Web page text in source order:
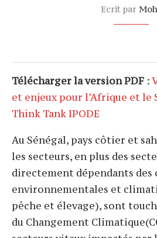
Ecrit par
Télécharger la version PDF :
et enjeux pour l’Afrique et le
Think Tank IPODE
Au Sénégal, pays côtier et
les secteurs, en plus des
directement dépendants
environnementales et
pêche et élevage), sont
du Changement